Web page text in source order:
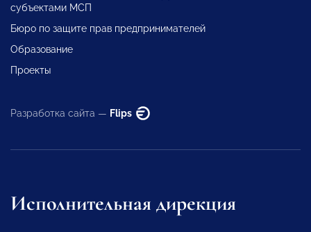
субъектами МСП
Бюро по защите прав предпринимателей
Образование
Проекты
Разработка сайта — Flips
Исполнительная дирекция